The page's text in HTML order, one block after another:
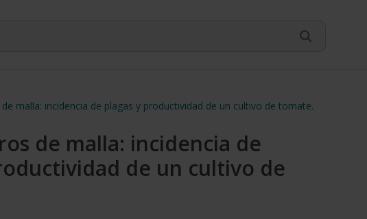
malla: incidencia de plagas y productividad de un cultivo de tomate.
de malla: incidencia de
de un cultivo de